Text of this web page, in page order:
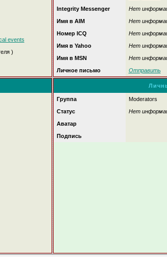
events
)
Integrity Messenger
Нет
Имя в AIM
Нет
Номер ICQ
Нет
Имя в Yahoo
Нет
Имя в MSN
Нет
Личное письмо
Отправить
Группа
Moderators
Статус
Нет
Аватар
Подпись